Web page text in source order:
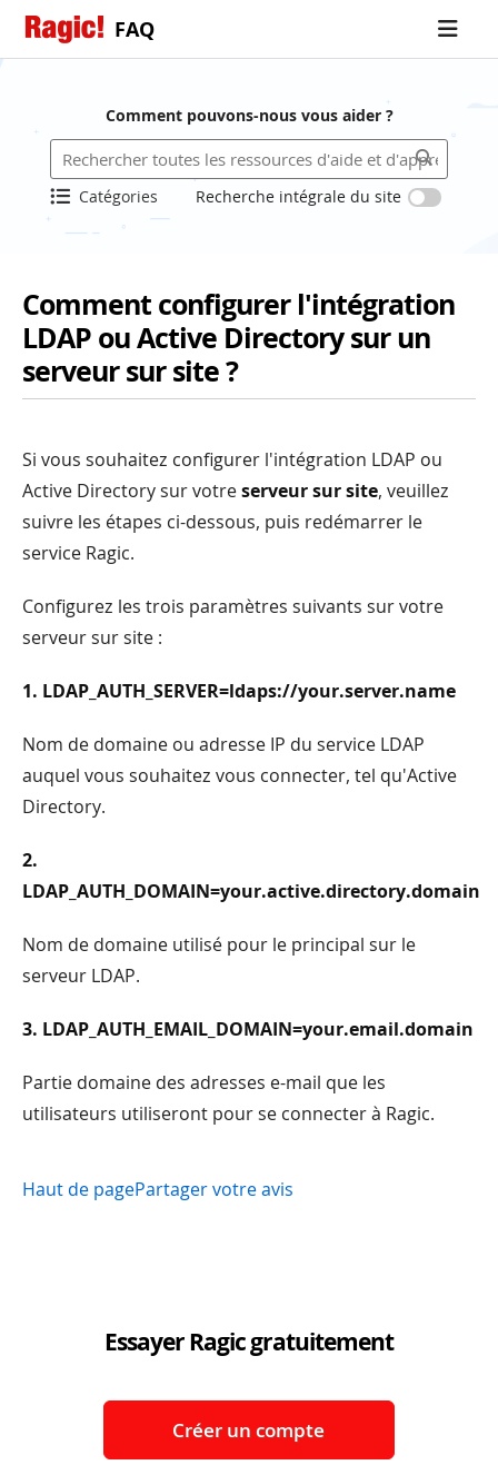
FAQ
Comment pouvons-nous vous aider ?
Catégories Recherche intégrale du site
Comment configurer l'intégration
LDAP ou Active Directory sur un
serveur sur site ?
Si vous souhaitez configurer l'intégration LDAP ou
Active Directory sur votreserveur sur site, veuillez
suivre les étapes ci-dessous, puis redémarrer le
service Ragic.
Configurez les trois paramètres suivants sur votre
serveur sur site :
1. LDAP_AUTH_SERVER=ldaps://your.server.name
Nom de domaine ou adresse IP du service LDAP
auquel vous souhaitez vous connecter, tel qu'Active
Directory.
2.
LDAP_AUTH_DOMAIN=your.active.directory.domain
Nom de domaine utilisé pour le principal sur le
serveur LDAP.
3. LDAP_AUTH_EMAIL_DOMAIN=your.email.domain
Partie domaine des adresses e-mail que les
utilisateurs utiliseront pour se connecter à Ragic.
Haut de pagePartager votre avis
Essayer Ragic gratuitement
Créer un compte